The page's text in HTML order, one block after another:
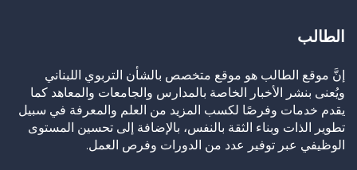
الطالب
إنَّ موقع الطالب هو موقع متخصص بالشأن التربوي اللبناني
ويُعنى بنشر الأخبار الخاصة بالمدارس والجامعات والمعاهد كما
يقدم خدمات وفرصًا لكسب المزيد من العلم والمعرفة في سبيل
تطوير الذات وبناء الثقة بالنفس، بالإضافة إلى تحسين المستوى
الوظيفي عبر توفير عدد من الدورات وفرص العمل.